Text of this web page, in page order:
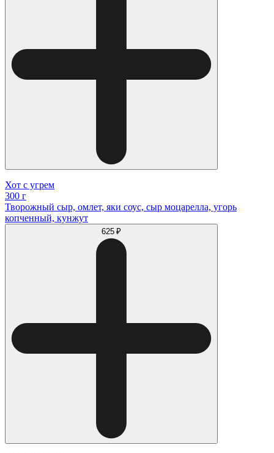
Хот с угрем
300 г
Творожный сыр, омлет, яки соус, сыр моцарелла, угорь
копченный, кунжут
625 ₽